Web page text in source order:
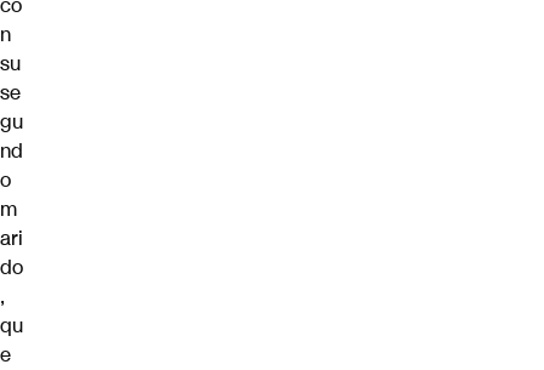
n
su
se
gu
nd
o
m
ari
do
,
qu
e